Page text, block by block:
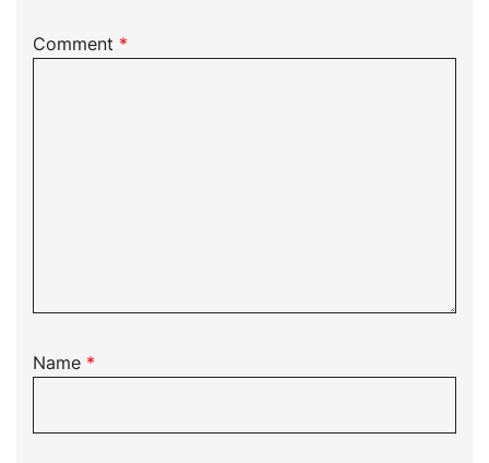
Comment *
Name *